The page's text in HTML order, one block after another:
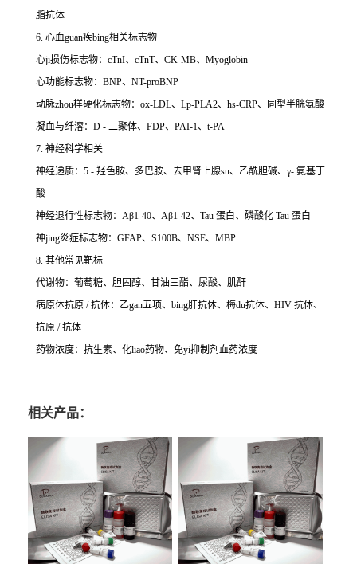
脂抗体
6. 心血guan疾bing相关标志物
心ji损伤标志物：cTnI、cTnT、CK-MB、Myoglobin
心功能标志物：BNP、NT-proBNP
动脉zhou样硬化标志物：ox-LDL、Lp-PLA2、hs-CRP、同型半胱氨酸
凝血与纤溶：D - 二聚体、FDP、PAI-1、t-PA
7. 神经科学相关
神经递质：5 - 羟色胺、多巴胺、去甲肾上腺su、乙酰胆碱、γ- 氨基丁
酸
神经退行性标志物：Aβ1-40、Aβ1-42、Tau 蛋白、磷酸化 Tau 蛋白
神jing炎症标志物：GFAP、S100B、NSE、MBP
8. 其他常见靶标
代谢物：葡萄糖、胆固醇、甘油三酯、尿酸、肌酐
病原体抗原 / 抗体：乙gan五项、bing肝抗体、梅du抗体、HIV 抗体、
抗原 / 抗体
药物浓度：抗生素、化liao药物、免yi抑制剂血药浓度
相关产品：